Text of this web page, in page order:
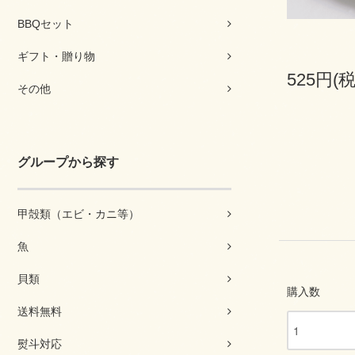
BBQセット
ギフト・贈り物
その他
グループから探す
甲殻類（エビ・カニ等）
魚
貝類
送料無料
熨斗対応
525円(
購入数